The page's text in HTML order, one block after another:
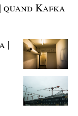
quand Kafka
|